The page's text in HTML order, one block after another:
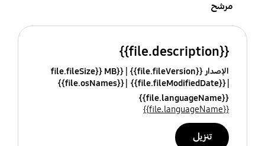
مرشح
{{file.description}}
الإصدار {{file.fileVersion}}
{{file.fileSize}} MB
{{file.fileModifiedDate}}
{{file.osNames}}
{{file.languageName}}
{{file.languageName}}
تنزيل